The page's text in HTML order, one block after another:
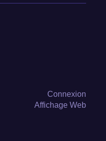
Connexion
Affichage Web